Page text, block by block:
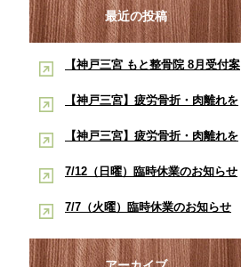
最近の投稿
【神戸三宮 もと整骨院 8月受付案
内】8月は熱中症・交通事故・ス
ポート
【神戸三宮】疲労骨折・肉離れを
早く治したい学生アスリートへ｜
骨院
【神戸三宮】疲労骨折・肉離れを
早く治したい学生アスリートへ｜
骨院
7/12（日曜）臨時休業のお知らせ
【神戸市三宮 もと整骨院】
7/7（火曜）臨時休業のお知らせ